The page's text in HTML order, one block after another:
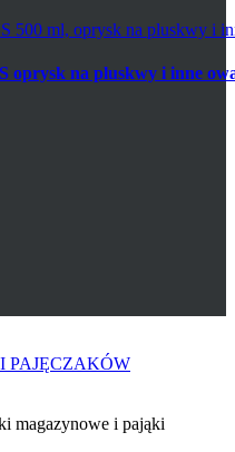
na pluskwy i inne
PAJĘCZAKÓW
magazynowe i pająki